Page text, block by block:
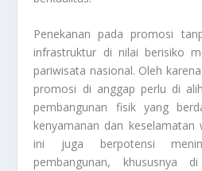
Penekanan pada promosi
infrastruktur di nilai berisiko
pariwisata nasional. Oleh
promosi di anggap perlu di
pembangunan fisik yang
kenyamanan dan keselamatan
ini juga berpotensi
pembangunan, khususnya